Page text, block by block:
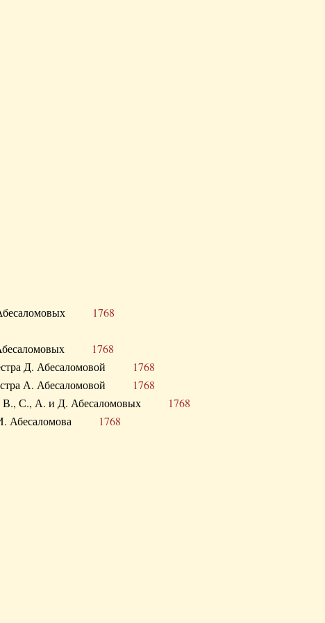
Абесаломовых 1768
Абесаломовых 1768
Д. Абесаломовой 1768
А. Абесаломовой 1768
В., С., А. и Д. Абесаломовых 1768
И. Абесаломова 1768